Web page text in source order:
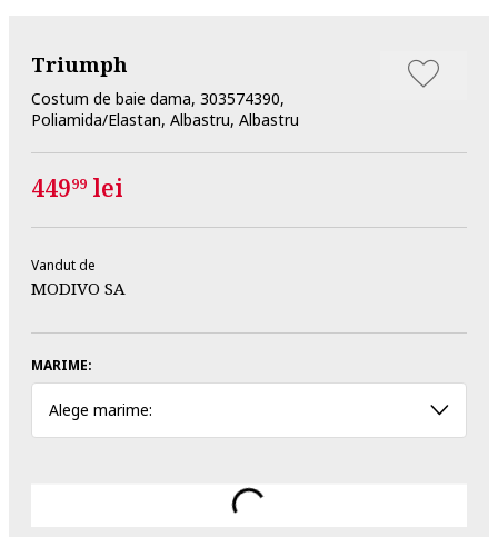
Triumph
Costum de baie dama, 303574390,
Poliamida/Elastan, Albastru, Albastru
44999 lei
Vandut de
MODIVO SA
MARIME:
Alege marime: